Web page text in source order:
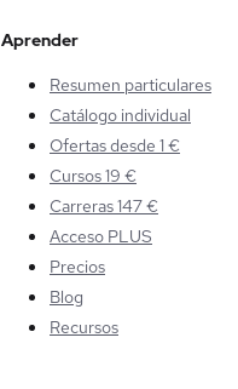
Aprender
Resumen particulares
Catálogo individual
Ofertas desde 1 €
Cursos 19 €
Carreras 147 €
Acceso PLUS
Precios
Blog
Recursos